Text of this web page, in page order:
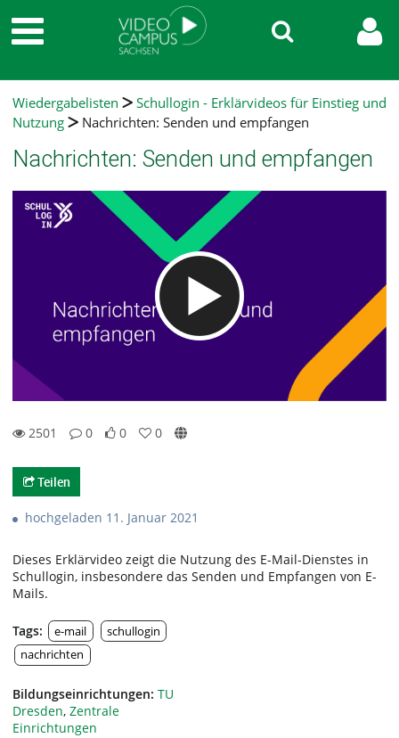
Wiedergabelisten
Schullogin - Erklärvideos für Einstieg und
Nutzung
Nachrichten: Senden und empfangen
Nachrichten: Senden und empfangen
2501
0
0
0
Teilen
hochgeladen 11. Januar 2021
Dieses Erklärvideo zeigt die Nutzung des E-Mail-Dienstes in
Schullogin, insbesondere das Senden und Empfangen von E-
Mails.
Tags: e-mail
schullogin
nachrichten
Bildungseinrichtungen: TU
Dresden, Zentrale
Einrichtungen